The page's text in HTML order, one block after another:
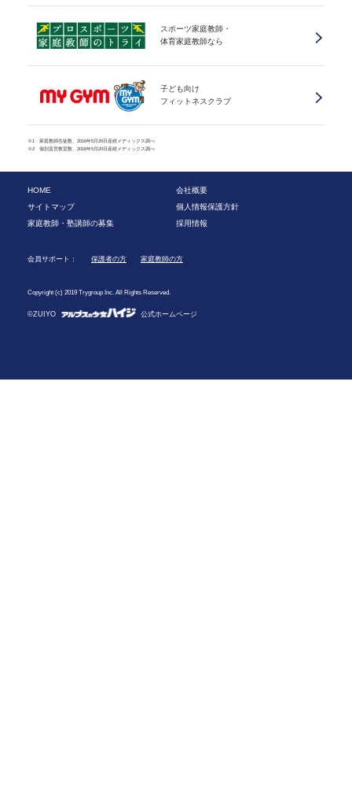
スポーツ家庭教師・
体育家庭教師なら
子ども向け
フィットネスクラブ
※1 家庭教師生徒数、2016年5月20日産經メディックス調べ
※2 個別直営教室数、2016年5月20日産經メディックス調べ
HOME
会社概要
サイトマップ
個人情報保護方針
家庭教師・塾講師の募集
採用情報
会員サポート： 保護者の方 家庭教師の方
Copyright (c) 2019 Trygroup Inc. All Rights Reserved.
©ZUIYO 公式ホームページ